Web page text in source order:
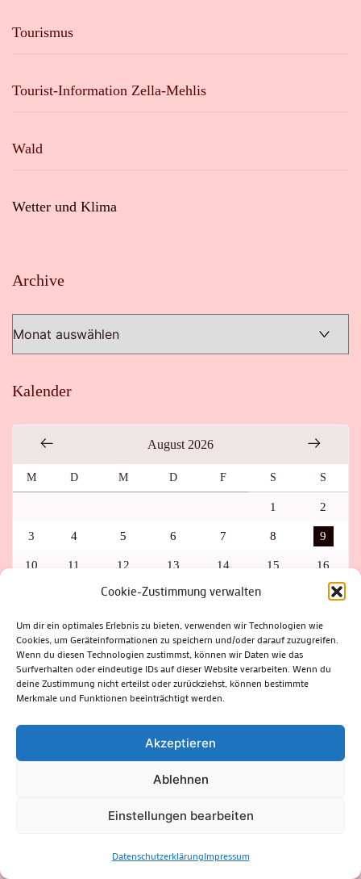
Cookie-Zustimmung verwalten
Um dir ein optimales Erlebnis zu bieten, verwenden wir Technologien wie
Cookies, um Geräteinformationen zu speichern und/oder darauf zuzugreifen.
Wenn du diesen Technologien zustimmst, können wir Daten wie das
Surfverhalten oder eindeutige IDs auf dieser Website verarbeiten. Wenn du
deine Zustimmung nicht erteilst oder zurückziehst, können bestimmte
Merkmale und Funktionen beeinträchtigt werden.
Akzeptieren
Ablehnen
Einstellungen bearbeiten
DatenschutzerklärungImpressum
Tourismus
Tourist-Information Zella-Mehlis
Wald
Wetter und Klima
Archive
Kalender
August 2026
M D M D F S S
1 2
3 4 5 6 7 8 9
10 11 12 13 14 15 16
19 20 21
24 25 26 27 28 29 30
31
Schlagwörter
AUTOMEILE
BIOSPHÄRENRESERVAT THÜRINGER WALD
FAHRRAD
FLOHMARKT FOLK GEWINNSPIEL
HITZE
IRISH DANCE
KLASSIK
KLEINE SUHLER REIHE
SOMMERFERIEN
SPORT SRH
STADTFEST
STRASSENSPERRUNG
VERANSTALTUNGEN
WALD WALDBRAND